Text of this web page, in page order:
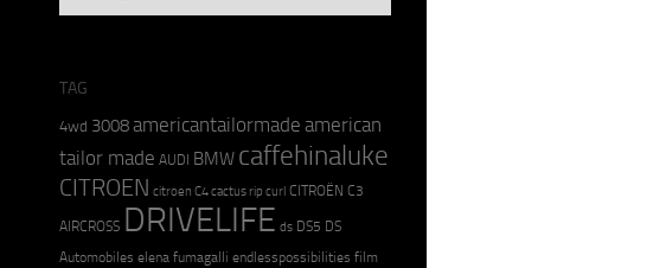
TAG
4wd 3008americantailormade american
tailor made AUDI BMW caffehinaluke
CITROEN citroen C4 cactus rip curl CITROËN C3
AIRCROSS DRIVELIFE ds DS5 DS
Automobiles elena fumagalli endlesspossibilities film